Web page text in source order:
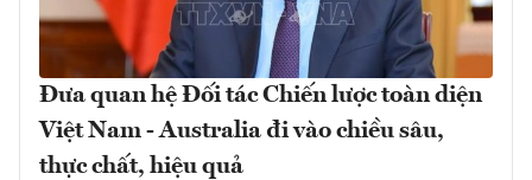
Đưa quan hệ Đối tác Chiến lược toàn diện
Việt Nam - Australia đi vào chiều sâu,
thực chất, hiệu quả